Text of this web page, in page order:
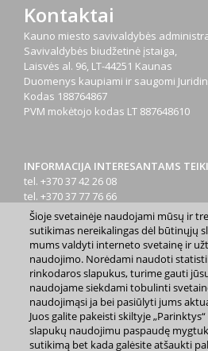
Kontaktai
Kauno miesto savivaldybės
Savivaldybės biudžetinė įstaiga,
Laisvės al. 96, LT-44251 Kaunas
Duomenys kaupiami ir saugomi
Kodas 188764867
PVM mokėtojo kodas LT 887648610
INFORMACIJA INTERESANTAMS
tel. +370 37 42 26 08
tel. +370 37 77 76 66
tel. +370 660 07000
el. p.info@kaunas.lt
2023 m. Kauno miesto savivaldybė.
www.kaunas.lt skelbiamą informaciją be
Šioje svetainėje naudojami mūsų ir
sutikimas nereikalingas dėl būtinųjų
mums valdyti interneto svetainę ir
naudojimo. Norėdami naudoti
rinkodaros slapukus, turime gauti
naudojame siekdami tobulinti
naudojimąsi ja bei pasiūlyti jums
Juos galite pakeisti skiltyje
slapukų naudojimu paspaudę
sutikimą bet kada galėsite atšaukti